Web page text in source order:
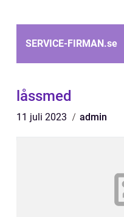
SERVICE-FIRMAN.se
låssmed
11 juli 2023 admin